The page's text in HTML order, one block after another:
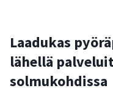
Laadukas
lähellä
solmukohdissa